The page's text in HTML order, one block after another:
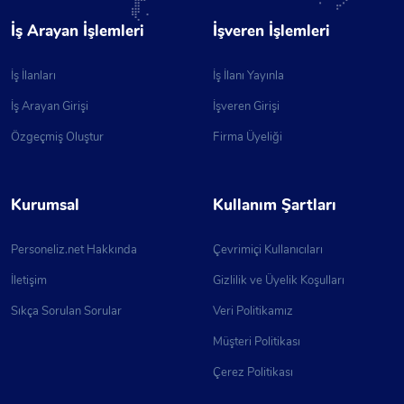
İş Arayan İşlemleri
İş İlanları
İş Arayan Girişi
Özgeçmiş Oluştur
İşveren İşlemleri
İş İlanı Yayınla
İşveren Girişi
Firma Üyeliği
Kurumsal
Personeliz.net Hakkında
İletişim
Sıkça Sorulan Sorular
Kullanım Şartları
Çevrimiçi Kullanıcıları
Gizlilik ve Üyelik Koşulları
Veri Politikamız
Müşteri Politikası
Çerez Politikası